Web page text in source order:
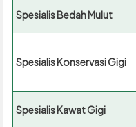
Spesialis Bedah Mulut
Spesialis Konservasi Gigi
Spesialis Kawat Gigi